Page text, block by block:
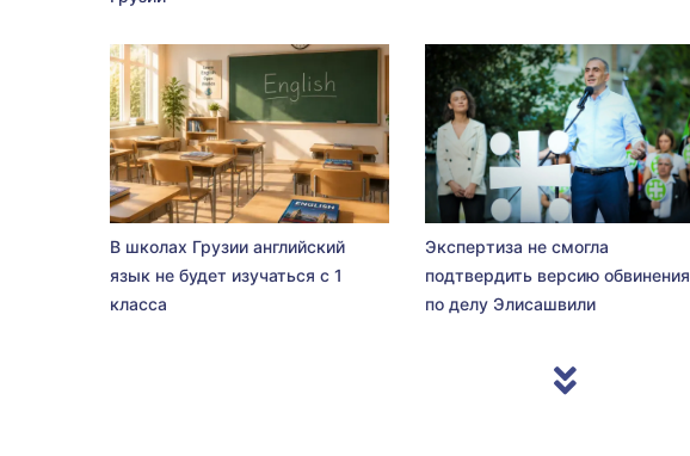
В школах Грузии английский
язык не будет изучаться с 1
класса
Экспертиза не смогла
подтвердить версию обвинения
по делу Элисашвили